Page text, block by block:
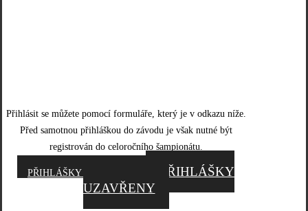
Přihlásit se můžete pomocí formuláře, který je v odkazu níže.
Před samotnou přihláškou do závodu je však nutné být
registrován do celoročního šampionátu.
PŘIHLÁŠKY UZAVŘENY
PŘIHLÁŠKY
UZAVŘENY